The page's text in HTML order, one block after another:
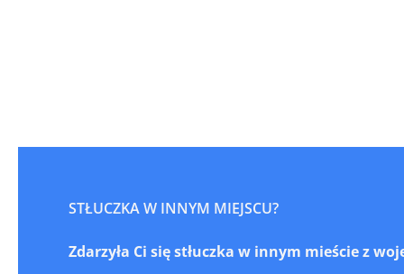
STŁUCZKA W INNYM MIEJSCU?
Zdarzyła Ci się stłuczka w innym mieście z